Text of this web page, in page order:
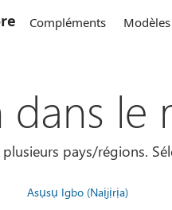
Compléments Modèles
dans le
pays/régions.
Asụsụ Igbo (Naịjịrịa)